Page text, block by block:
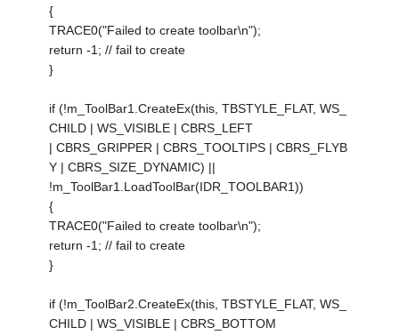
{
TRACE0("Failed to create toolbar\n");
return -1; // fail to create
}
if (!m_ToolBar1.CreateEx(this, TBSTYLE_FLAT, WS_
CHILD | WS_VISIBLE | CBRS_LEFT
| CBRS_GRIPPER | CBRS_TOOLTIPS | CBRS_FLYB
Y | CBRS_SIZE_DYNAMIC) ||
!m_ToolBar1.LoadToolBar(IDR_TOOLBAR1))
{
TRACE0("Failed to create toolbar\n");
return -1; // fail to create
}
if (!m_ToolBar2.CreateEx(this, TBSTYLE_FLAT, WS_
CHILD | WS_VISIBLE | CBRS_BOTTOM